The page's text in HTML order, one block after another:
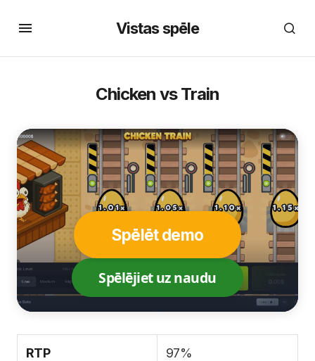
Vistas spēle
Chicken vs Train
Spēlēt demo
Spēlējiet uz naudu
RTP 97%